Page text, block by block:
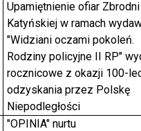
Upamiętnienie ofiar Zbrodni
Katyńskiej w ramach
"Widziani oczami pokoleń.
Rodziny policyjne II RP"
rocznicowe z okazji 100-
odzyskania przez Polskę
Niepodległości
"OPINIA" nurtu